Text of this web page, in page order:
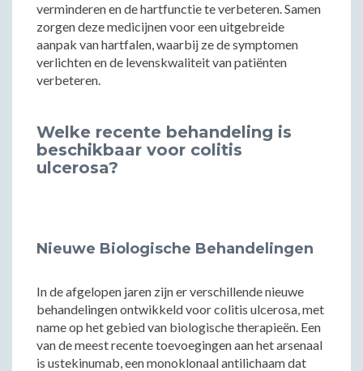
verminderen en de hartfunctie te verbeteren. Samen
zorgen deze medicijnen voor een uitgebreide
aanpak van hartfalen, waarbij ze de symptomen
verlichten en de levenskwaliteit van patiënten
verbeteren.
Welke recente behandeling is
beschikbaar voor colitis
ulcerosa?
Nieuwe Biologische Behandelingen
In de afgelopen jaren zijn er verschillende nieuwe
behandelingen ontwikkeld voor colitis ulcerosa, met
name op het gebied van biologische therapieën. Een
van de meest recente toevoegingen aan het arsenaal
is ustekinumab, een monoklonaal antilichaam dat